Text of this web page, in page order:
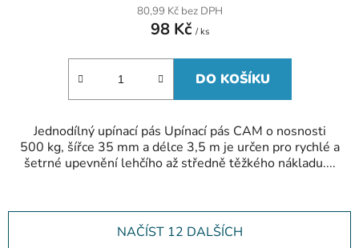
80,99 Kč bez DPH
98 Kč / ks
DO KOŠÍKU
Jednodílný upínací pás Upínací pás CAM o nosnosti
500 kg, šířce 35 mm a délce 3,5 m je určen pro rychlé a
šetrné upevnění lehčího až středně těžkého nákladu....
NAČÍST 12 DALŠÍCH